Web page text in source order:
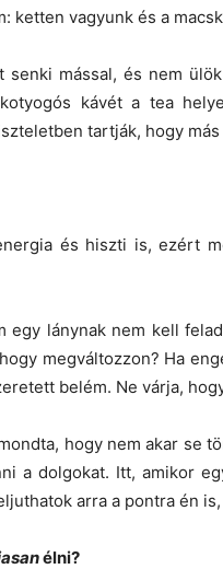
ketten vagyunk és a
senki mással, és nem
kávét a tea
tartják, hogy más
és hiszti is, ezért
egy lánynak nem kell
megváltozzon? Ha
belém. Ne várja,
hogy nem akar se
a dolgokat. Itt, amikor
arra a pontra én
élni?